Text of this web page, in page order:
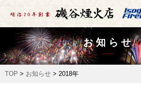
お知らせ
TOP > お知らせ > 2018年